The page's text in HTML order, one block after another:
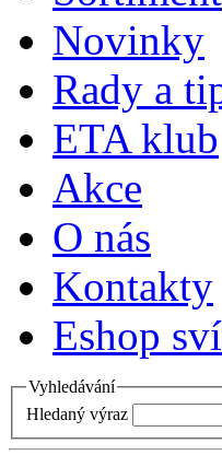
Novinky
Rady a
ETA klub
Akce
O nás
Kontakty
Eshop
Vyhledávání
Hledaný výraz